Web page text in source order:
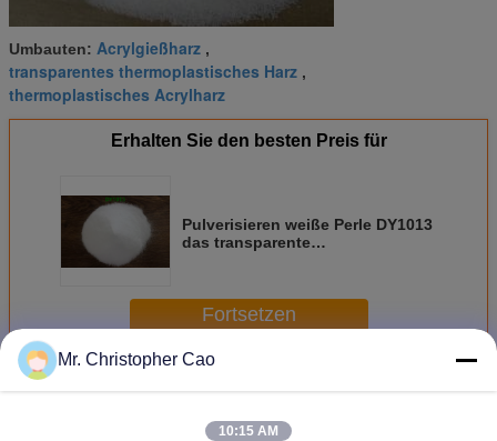
Umbauten: Acrylgießharz ,
transparentes thermoplastisches Harz ,
thermoplastisches Acrylharz
Erhalten Sie den besten Preis für
Pulverisieren weiße Perle DY1013
das transparente
benutzt wird
Fortsetzen
Mehr Thermoplastisches Acrylharz
Mr. Christopher Cao
10:15 AM